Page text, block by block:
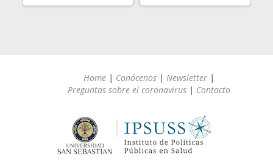
Home | Conócenos | Newsletter |
Preguntas sobre el coronavirus | Contacto